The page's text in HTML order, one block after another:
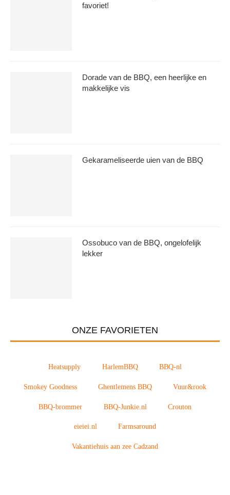
favoriet!
Dorade van de BBQ, een heerlijke en
makkelijke vis
Gekarameliseerde uien van de BBQ
Ossobuco van de BBQ, ongelofelijk
lekker
ONZE FAVORIETEN
Heatsupply HarlemBBQ BBQ-nl
Smokey Goodness Ghentlemens BBQ Vuur&rook
BBQ-brommer BBQ-Junkie.nl Crouton
eieiei.nl Farmsaround
Vakantiehuis aan zee Cadzand